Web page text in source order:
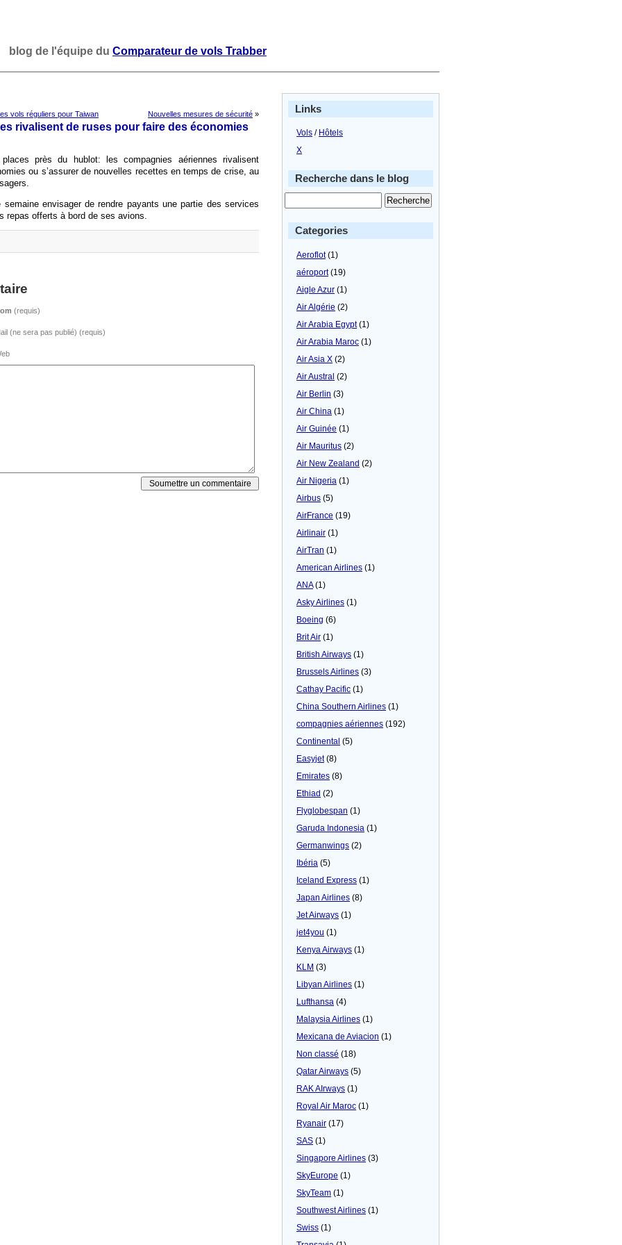
blog de l'équipe du Comparateur de vols Trabber
vols réguliers pour Taiwan Nouvelles mesures de sécurité »
rivalisent de ruses pour faire des économies
près du hublot: les compagnies aériennes rivalisent
ou s’assurer de nouvelles recettes en temps de crise, au
envisager de rendre payants une partie des services
repas offerts à bord de ses avions.
(requis)
(ne sera pas publié) (requis)
Links
Vols / Hôtels
X
Recherche dans le blog
Categories
Aeroflot(1)
aéroport(19)
Aigle Azur (1)
Air Algérie (2)
Air Arabia Egypt(1)
Air Arabia Maroc (1)
Air Asia X (2)
Air Austral (2)
Air Berlin (3)
Air China (1)
Air Guinée (1)
Air Mauritus (2)
Air New Zealand (2)
Air Nigeria (1)
Airbus (5)
AirFrance (19)
Airlinair (1)
AirTran (1)
American Airlines (1)
ANA(1)
Asky Airlines (1)
Boeing (6)
Brit Air (1)
British Airways (1)
Brussels Airlines (3)
Cathay Pacific (1)
China Southern Airlines (1)
compagnies aériennes (192)
Continental (5)
Easyjet(8)
Emirates (8)
Ethiad (2)
Flyglobespan (1)
Garuda Indonesia (1)
Germanwings (2)
Ibéria (5)
Iceland Express (1)
Japan Airlines (8)
Jet Airways (1)
jet4you (1)
Kenya Airways (1)
KLM (3)
Libyan Airlines (1)
Lufthansa (4)
Malaysia Airlines (1)
Mexicana de Aviacion (1)
Non classé (18)
Qatar Airways (5)
RAK AIrways (1)
Royal Air Maroc (1)
Ryanair (17)
SAS (1)
Singapore Airlines (3)
SkyEurope (1)
SkyTeam (1)
Southwest Airlines (1)
Swiss (1)